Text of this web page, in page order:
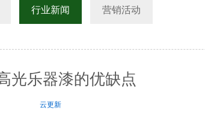
行业新闻 营销活动
光乐器漆的优缺点
云更新